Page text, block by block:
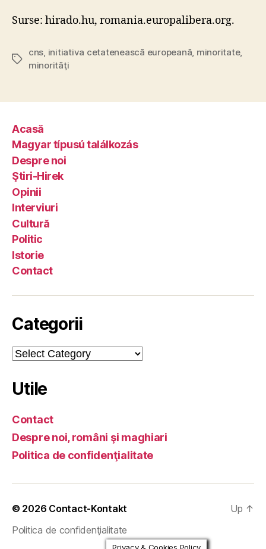
Surse: hirado.hu, romania.europalibera.org.
Tags
cns, initiativa cetatenească europeană, minoritate,
minorităţi
Acasă
Magyar típusú találkozás
Despre noi
Ştiri-Hirek
Opinii
Interviuri
Cultură
Politic
Istorie
Contact
Categorii
Categorii
Utile
Contact
Despre noi, români şi maghiari
Politica de confidenţialitate
© 2026 Contact-Kontakt
Politica de confidenţialitate
Up ↑